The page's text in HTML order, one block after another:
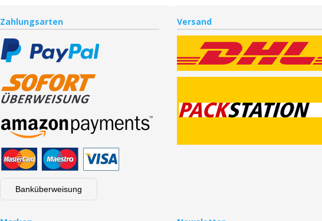
Zahlungsarten
Banküberweisung
Versand